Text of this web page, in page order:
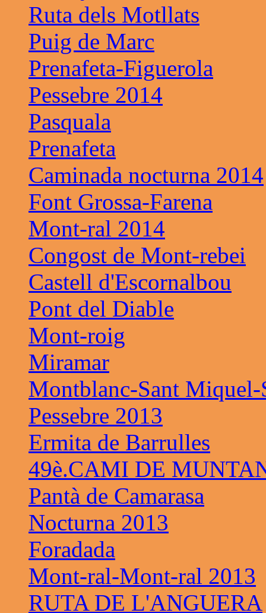
Ruta dels Motllats
Puig de Marc
Prenafeta-Figuerola
Pessebre 2014
Pasquala
Prenafeta
Caminada nocturna 2014
Font Grossa-Farena
Mont-ral 2014
Congost de Mont-rebei
Castell d'Escornalbou
Pont del Diable
Mont-roig
Miramar
Montblanc-Sant
Pessebre 2013
Ermita de Barrulles
49è.CAMI DE
Pantà de Camarasa
Nocturna 2013
Foradada
Mont-ral-Mont-ral 2013
RUTA DE L'ANGUERA